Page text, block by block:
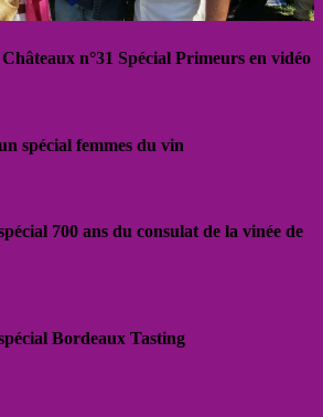
n°31 Spécial Primeurs en vidéo
spécial femmes du vin
700 ans du consulat de la vinée de
Bordeaux Tasting